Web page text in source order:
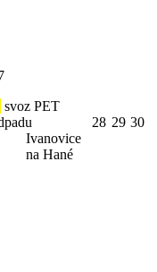
svoz PET
Ivanovice
na Hané
28 29 30